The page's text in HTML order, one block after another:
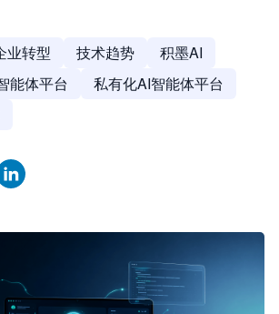
业转型 技术趋势
积墨AI
能体平台
私有化AI智能体平台